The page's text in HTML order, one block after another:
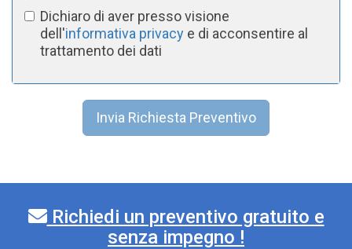
Dichiaro di aver presso visione
dell'informativa privacy e di acconsentire al
trattamento dei dati
Invia Richiesta Preventivo
Richiedi un preventivo gratuito e
senza impegno !